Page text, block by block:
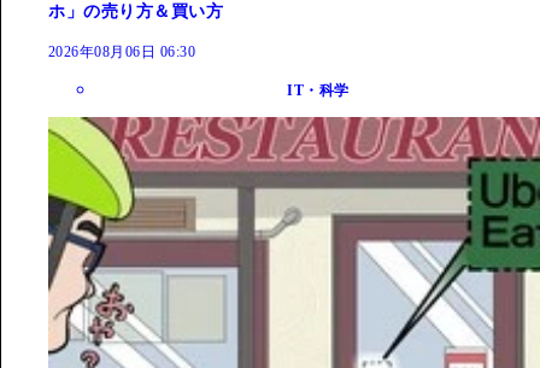
ホ」の売り方＆買い方
2026年08月06日 06:30
IT・科学